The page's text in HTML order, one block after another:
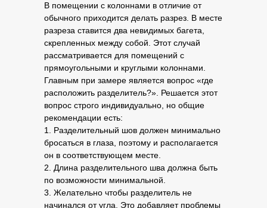
В помещении с колоннами в отличие от
обычного приходится делать разрез. В месте
разреза ставится два невидимых багета,
скрепленных между собой. Этот случай
рассматривается для помещений с
прямоугольными и круглыми колоннами.
Главным при замере является вопрос «где
расположить разделитель?». Решается этот
вопрос строго индивидуально, но общие
рекомендации есть:
1. Разделительный шов должен минимально
бросаться в глаза, поэтому и располагается
он в соответствующем месте.
2. Длина разделительного шва должна быть
по возможности минимальной.
3. Желательно чтобы разделитель не
начинался от угла. Это добавляет проблемы